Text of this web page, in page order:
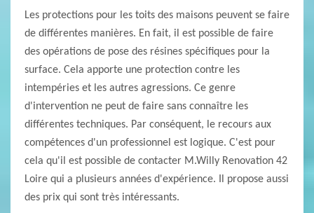
Les protections pour les toits des maisons peuvent se faire
de différentes manières. En fait, il est possible de faire
des opérations de pose des résines spécifiques pour la
surface. Cela apporte une protection contre les
intempéries et les autres agressions. Ce genre
d'intervention ne peut de faire sans connaître les
différentes techniques. Par conséquent, le recours aux
compétences d'un professionnel est logique. C'est pour
cela qu'il est possible de contacter M.Willy Renovation 42
Loire qui a plusieurs années d'expérience. Il propose aussi
des prix qui sont très intéressants.